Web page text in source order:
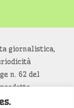
giornalistica,
n. 62 del
prodotto